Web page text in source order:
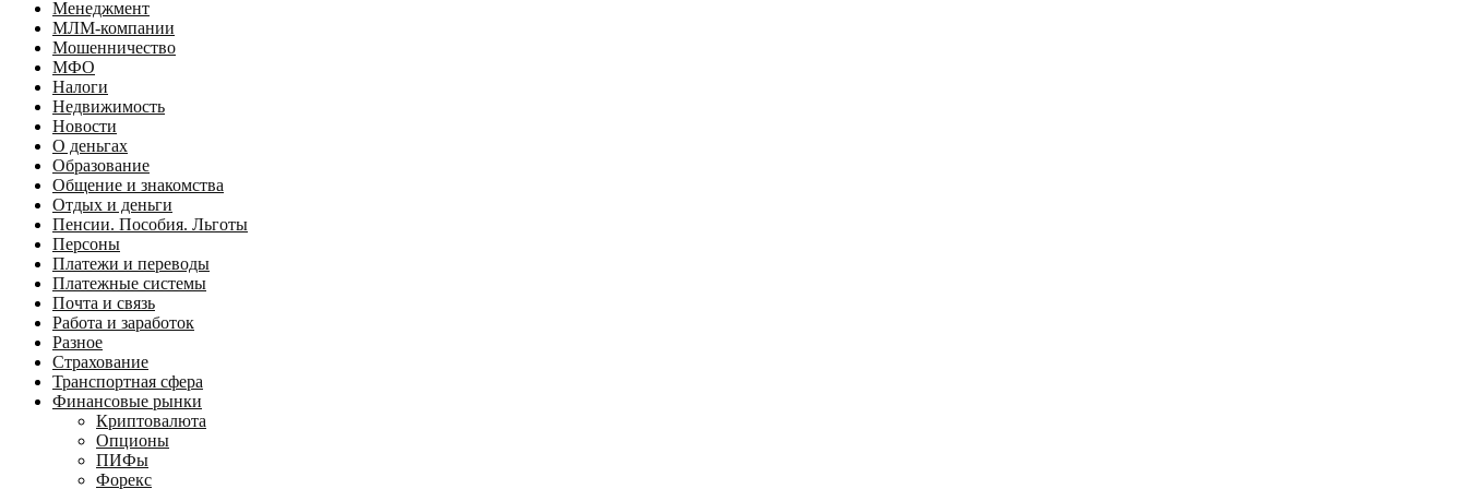
Менеджмент
МЛМ-компании
Мошенничество
МФО
Налоги
Недвижимость
Новости
О деньгах
Образование
Общение и знакомства
Отдых и деньги
Пенсии. Пособия. Льготы
Персоны
Платежи и переводы
Платежные системы
Почта и связь
Работа и заработок
Разное
Страхование
Транспортная сфера
Финансовые рынки
Криптовалюта
Опционы
ПИФы
Форекс